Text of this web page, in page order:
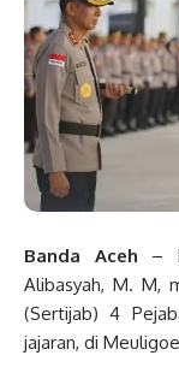
Banda Aceh –
Alibasyah, M. M,
(Sertijab) 4
jajaran, di